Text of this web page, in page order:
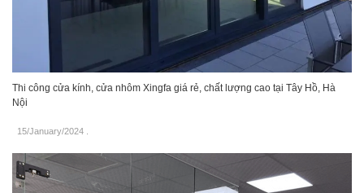
Thi công cửa kính, cửa nhôm Xingfa giá rẻ, chất lượng cao tại Tây Hồ, Hà
Nội
15/January/2024